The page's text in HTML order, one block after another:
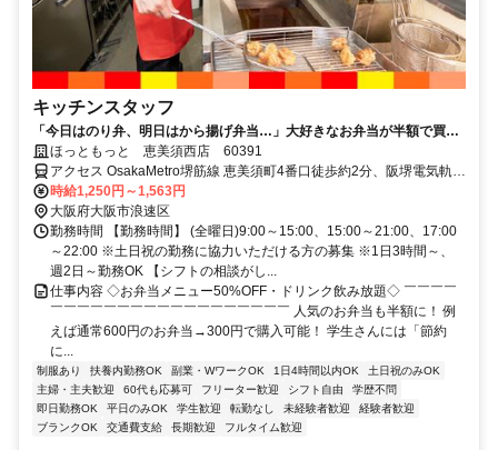
キッチンスタッフ
「今日はのり弁、明日はから揚げ弁当…」大好きなお弁当が半額で買え
るから、今日も働くのが楽しみだ。
ほっともっと 恵美須西店 60391
アクセス OsakaMetro堺筋線 恵美須町4番口徒歩約2分、阪堺電気軌道
阪堺線 恵美須町4番口徒歩約2分、南海高野線 今宮戎徒歩約3分 【電
車】地下鉄線「恵美須町駅」より徒歩2分
時給1,250円～1,563円
大阪府大阪市浪速区
勤務時間 【勤務時間】 (全曜日)9:00～15:00、15:00～21:00、17:00
～22:00 ※土日祝の勤務に協力いただける方の募集 ※1日3時間～、
週2日～勤務OK 【シフトの相談がし...
仕事内容 ◇お弁当メニュー50%OFF・ドリンク飲み放題◇ ￣￣￣￣
￣￣￣￣￣￣￣￣￣￣￣￣￣￣￣￣￣￣ 人気のお弁当も半額に！ 例
えば通常600円のお弁当→300円で購入可能！ 学生さんには「節約
に...
制服あり 扶養内勤務OK 副業・WワークOK 1日4時間以内OK
土日祝のみOK
主婦・主夫歓迎
60代も応募可 フリーター歓迎 シフト自由
学歴不問
即日勤務OK
平日のみOK 学生歓迎 転勤なし 未経験者歓迎
経験者歓迎
ブランクOK
交通費支給 長期歓迎 フルタイム歓迎